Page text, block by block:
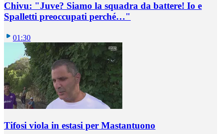
Chivu: "Juve? Siamo la squadra da battere! Io e
Spalletti preoccupati perché…"
01:30
Tifosi viola in estasi per Mastantuono